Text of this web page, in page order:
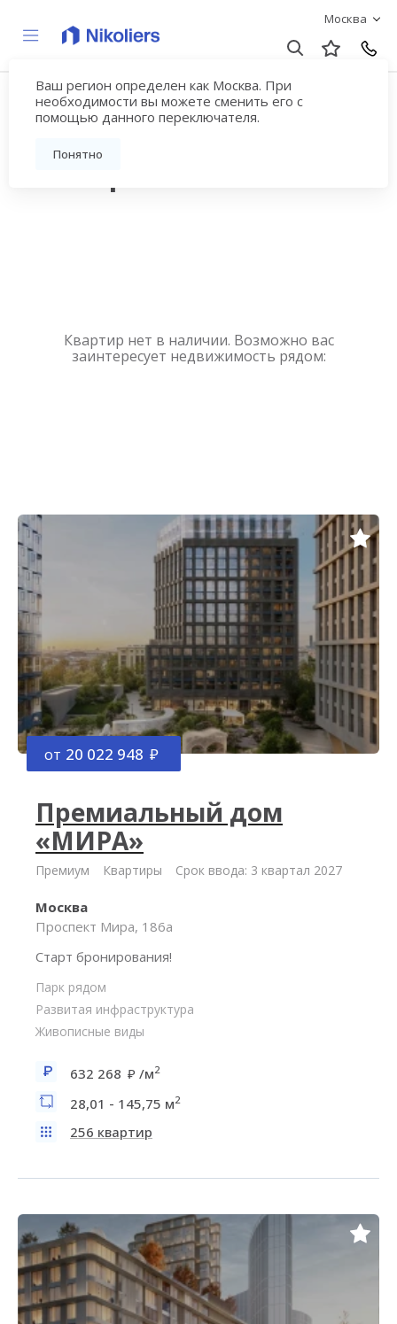
Москва
Ваш регион определен как Москва. При
необходимости вы можете сменить его с
помощью данного переключателя.
Понятно
Купить квартиру
новостройку у метро
Квартир нет в наличии. Возможно вас
заинтересует недвижимость рядом:
от 20 022 948
Премиальный дом
«МИРА»
Премиум Квартиры Срок ввода: 3 квартал 2027
Москва
Проспект Мира, 186а
Старт бронирования!
Парк рядом
Развитая инфраструктура
Живописные виды
632 268 /м2
28,01 - 145,75 м2
256 квартир